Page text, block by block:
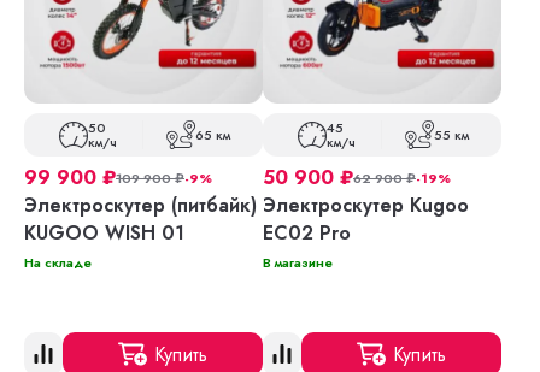
50
км/ч 65 км
99 900 ₽109 900₽-9%
Электроскутер (питбайк)
KUGOO WISH 01
На складе
Купить
45
км/ч 55 км
50 900 ₽62 900₽-19%
Электроскутер Kugoo
EC02 Pro
В магазине
Купить